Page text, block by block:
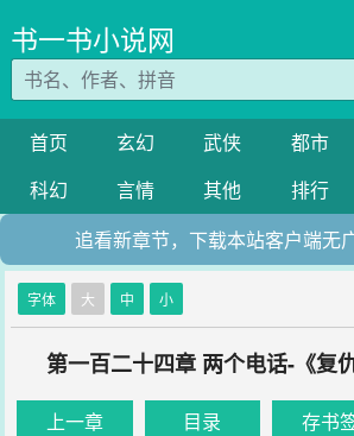
书一书小说网
首页 玄幻 武侠 都市
科幻
言情 其他 排行
追看新章节，下载本站客户端无
字体 大 中 小
第一百二十四章 两个电话-《复
上一章 目录 存书